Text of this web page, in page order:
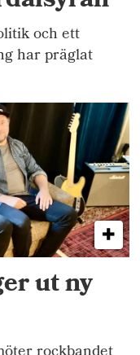
och ett
har präglat
ut ny